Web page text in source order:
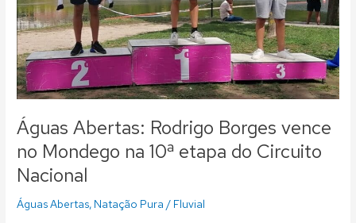
Águas Abertas: Rodrigo Borges vence
no Mondego na 10ª etapa do Circuito
Nacional
Águas Abertas, Natação Pura / Fluvial
na
10ª
etapa
do
Circuito
Nacional